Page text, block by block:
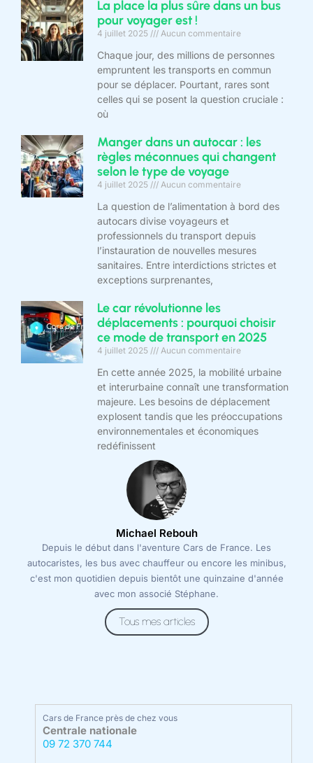
Michael Rebouh
Depuis le début dans l'aventure Cars de France. Les
autocaristes, les bus avec chauffeur ou encore les minibus,
c'est mon quotidien depuis bientôt une quinzaine d'année
avec mon associé Stéphane.
Tous mes articles
Cars de France près de chez vous
Centrale nationale
09 72 370 744
La place la plus sûre dans un bus
pour voyager est !
4 juillet 2025 Aucun commentaire
Chaque jour, des millions de personnes
empruntent les transports en commun
pour se déplacer. Pourtant, rares sont
celles qui se posent la question cruciale :
où
Manger dans un autocar : les
règles méconnues qui changent
selon le type de voyage
4 juillet 2025 Aucun commentaire
La question de l’alimentation à bord des
autocars divise voyageurs et
professionnels du transport depuis
l’instauration de nouvelles mesures
sanitaires. Entre interdictions strictes et
exceptions surprenantes,
Le car révolutionne les
déplacements : pourquoi choisir
ce mode de transport en 2025
4 juillet 2025 Aucun commentaire
En cette année 2025, la mobilité urbaine
et interurbaine connaît une transformation
majeure. Les besoins de déplacement
explosent tandis que les préoccupations
environnementales et économiques
redéfinissent